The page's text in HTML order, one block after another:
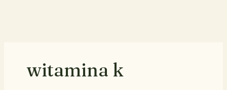
witamina k